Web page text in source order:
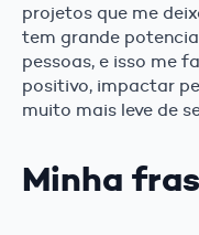
projetos que me
tem grande
pessoas, e isso me
positivo, impactar
muito mais leve de
Minha